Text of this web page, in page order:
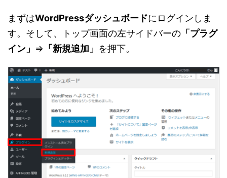
まずはWordPressダッシュボードにログインしま
す。そして、トップ画面の左サイドバーの 「プラグ
イン」 ⇒ 「新規追加」 を押下。